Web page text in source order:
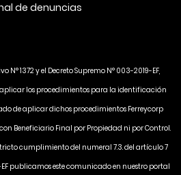
de denuncias
N° 1372 y el Decreto Supremo N° 003-2019-EF,
aplicar los procedimientos para la identificación
de aplicar dichos procedimientos Ferreycorp
Beneficiario Final por Propiedad ni por Control.
cumplimiento del numeral 7.3. del artículo 7
publicamos este comunicado en nuestro portal